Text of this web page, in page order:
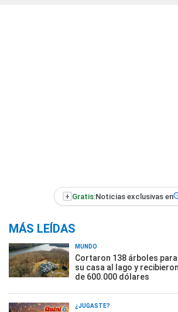
+ Gratis:Noticias exclusivas en
MÁS LEÍDAS
MUNDO
Cortaron 138 árboles
su casa al lago y
de 600.000 dólares
¿JUGASTE?